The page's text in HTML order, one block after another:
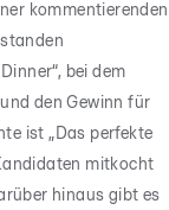
kommentierenden
bei dem
den Gewinn für
ist „Das perfekte
mitkocht
hinaus gibt es